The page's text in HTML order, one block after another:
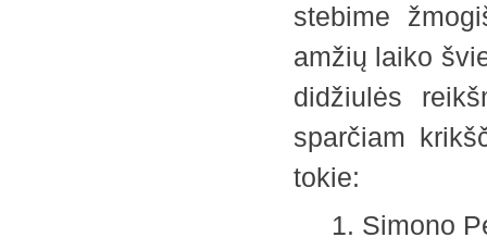
stebime
amžių laiko
didžiulės
sparčiam
tokie:
1. Simono